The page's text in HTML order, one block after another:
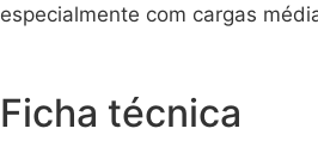
especialmente com cargas
Ficha técnica